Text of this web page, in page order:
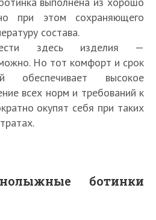
при этом сохраняющего
состава.
здесь изделия —
Но тот комфорт и срок
обеспечивает высокое
всех норм и требований к
окупят себя при таких
ботинки